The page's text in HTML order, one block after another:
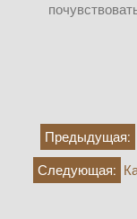
Навигация
по
записям
Предыдущая:
Следующая: